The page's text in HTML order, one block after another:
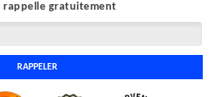
rappelle gratuitement